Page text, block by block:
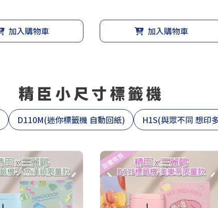
加入購物車 加入購物車
精臣小尺寸標籤機
D110M(迷你標籤機 自動回紙) H1S(與眾不同 想印